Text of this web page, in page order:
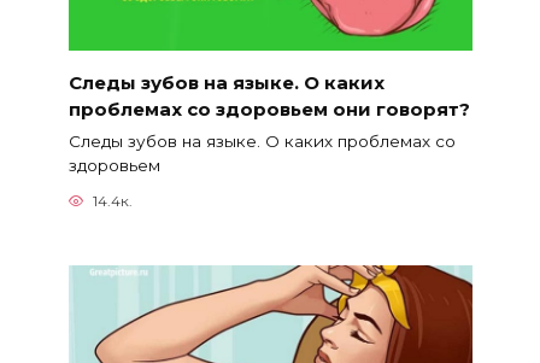
Следы зубов на языке. О каких
проблемах со здоровьем они говорят?
Следы зубов на языке. О каких проблемах со
здоровьем
14.4к.